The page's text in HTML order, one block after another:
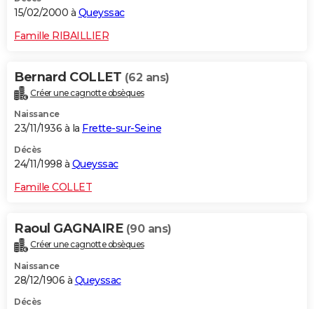
15/02/2000 à Queyssac
Famille RIBAILLIER
Bernard COLLET (62 ans)
Créer une cagnotte obsèques
Naissance
23/11/1936 à la Frette-sur-Seine
Décès
24/11/1998 à Queyssac
Famille COLLET
Raoul GAGNAIRE (90 ans)
Créer une cagnotte obsèques
Naissance
28/12/1906 à Queyssac
Décès